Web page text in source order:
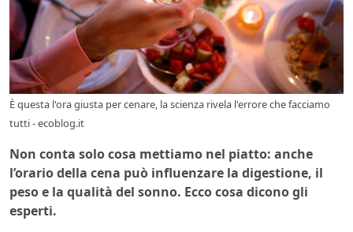
È questa l'ora giusta per cenare, la scienza rivela l'errore che facciamo
tutti - ecoblog.it
Non conta solo cosa mettiamo nel piatto: anche
l’orario della cena può influenzare la digestione, il
peso e la qualità del sonno. Ecco cosa dicono gli
esperti.